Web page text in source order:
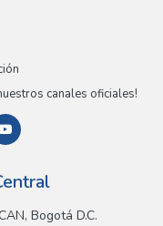
canales oficiales!
Bogotá D.C.